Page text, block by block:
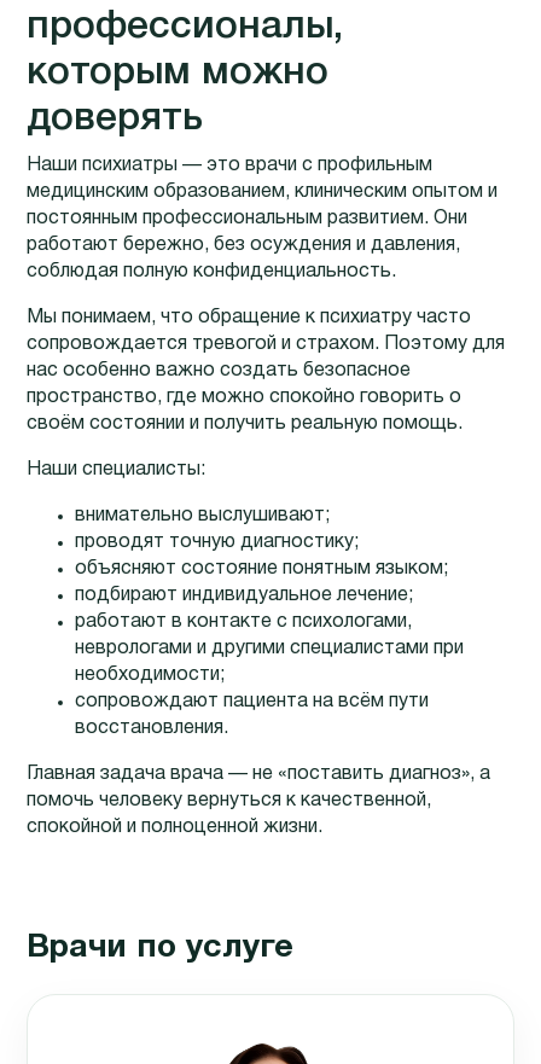
профессионалы,
которым можно
доверять
Наши психиатры — это врачи с профильным
медицинским образованием, клиническим опытом и
постоянным профессиональным развитием. Они
работают бережно, без осуждения и давления,
соблюдая полную конфиденциальность.
Мы понимаем, что обращение к психиатру часто
сопровождается тревогой и страхом. Поэтому для
нас особенно важно создать безопасное
пространство, где можно спокойно говорить о
своём состоянии и получить реальную помощь.
Наши специалисты:
внимательно выслушивают;
проводят точную диагностику;
объясняют состояние понятным языком;
подбирают индивидуальное лечение;
работают в контакте с психологами,
неврологами и другими специалистами при
необходимости;
сопровождают пациента на всём пути
восстановления.
Главная задача врача — не «поставить диагноз», а
помочь человеку вернуться к качественной,
спокойной и полноценной жизни.
Врачи по услуге